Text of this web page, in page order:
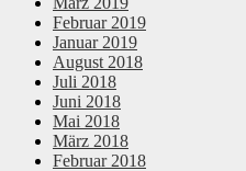
Februar 2019
Januar 2019
August 2018
Juli 2018
Juni 2018
Mai 2018
März 2018
Februar 2018